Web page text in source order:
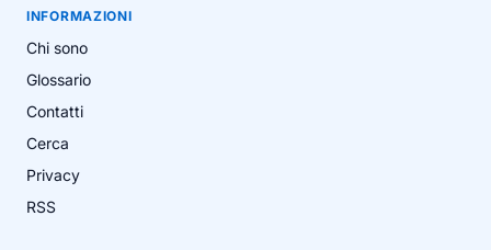
INFORMAZIONI
Chi sono
Glossario
Contatti
Cerca
Privacy
RSS